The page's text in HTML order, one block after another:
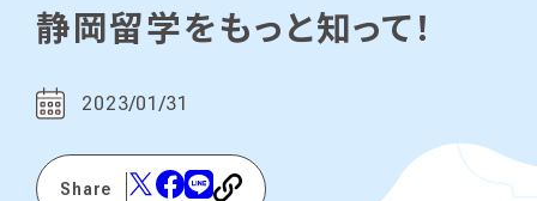
静岡留学をもっと知って！
2023/01/31
Share